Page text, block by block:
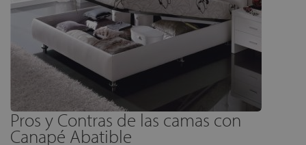
Pros y Contras de las camas con
Canapé Abatible